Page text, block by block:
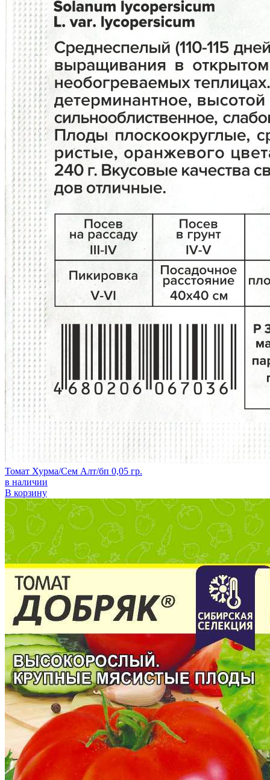
Томат Хурма/Сем Алт/бп 0,05 гр.
в наличии
В корзину